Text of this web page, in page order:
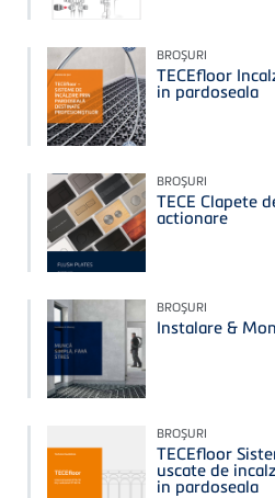
BROŞURI
TECEfloor
in pardoseala
BROŞURI
TECE Clapete
actionare
BROŞURI
Instalare &
BROŞURI
TECEfloor
uscate de
in pardoseala